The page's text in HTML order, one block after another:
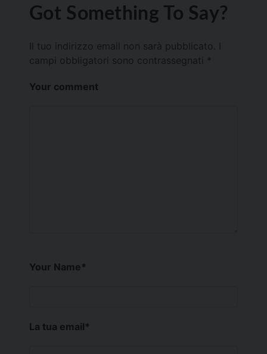
Got Something To Say?
Il tuo indirizzo email non sarà pubblicato.
campi obbligatori sono contrassegnati *
Your comment
Your Name*
La tua email*